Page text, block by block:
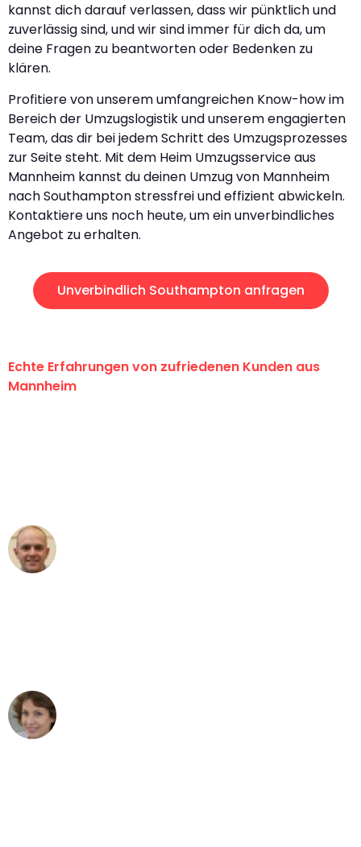
kannst dich darauf verlassen, dass wir pünktlich und
zuverlässig sind, und wir sind immer für dich da, um
deine Fragen zu beantworten oder Bedenken zu
klären.
Profitiere von unserem umfangreichen Know-how im
Bereich der Umzugslogistik und unserem engagierten
Team, das dir bei jedem Schritt des Umzugsprozesses
zur Seite steht. Mit dem Heim Umzugsservice aus
Mannheim kannst du deinen Umzug von Mannheim
nach Southampton stressfrei und effizient abwickeln.
Kontaktiere uns noch heute, um ein unverbindliches
Angebot zu erhalten.
Unverbindlich Southampton anfragen
Echte Erfahrungen von zufriedenen Kunden aus
Mannheim